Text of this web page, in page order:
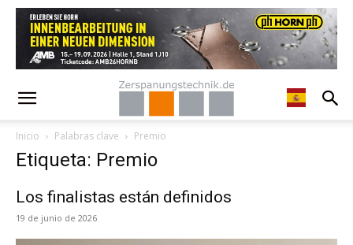
Inicio Palabras clave Premio
Etiqueta: Premio
Los finalistas están definidos
19 de junio de 2026